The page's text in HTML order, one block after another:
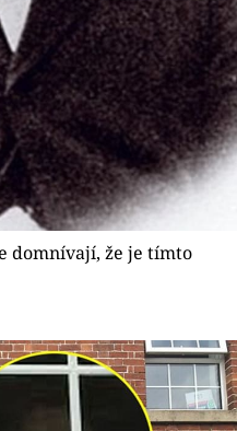
domnívají, že je tímto